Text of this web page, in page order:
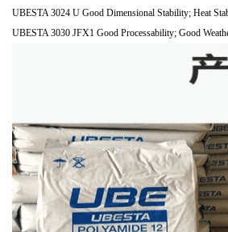
UBESTA 3024 U Good Dimensional Stability; Heat
UBESTA 3030 JFX1 Good Processability; Good